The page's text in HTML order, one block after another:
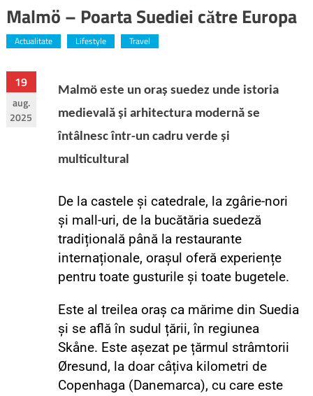
Malmö – Poarta Suediei către Europa
Actualitate Lifestyle Travel
19
aug.
2025
Malmö este un oraș suedez unde istoria
medievală și arhitectura modernă se
întâlnesc într-un cadru verde și
multicultural
De la castele și catedrale, la zgârie-nori
și mall-uri, de la bucătăria suedeză
tradițională până la restaurante
internaționale, orașul oferă experiențe
pentru toate gusturile și toate bugetele.
Este al treilea oraș ca mărime din Suedia
și se află în sudul țării, în regiunea
Skåne. Este așezat pe țărmul strâmtorii
Øresund, la doar câțiva kilometri de
Copenhaga (Danemarca), cu care este